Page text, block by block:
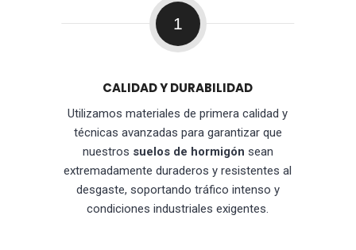
1
CALIDAD Y DURABILIDAD
Utilizamos materiales de primera calidad y
técnicas avanzadas para garantizar que
nuestros suelos de hormigón sean
extremadamente duraderos y resistentes al
desgaste, soportando tráfico intenso y
condiciones industriales exigentes.